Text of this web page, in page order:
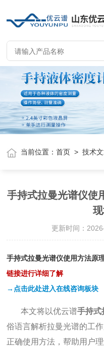
当前位置：首页 >技术
手持式拉曼光谱仪使
更新时间：
手持式拉曼光谱仪使用方法原
链接进行详细了解
→点击此处进入在线咨询板块
本文将以优云谱手持式
俗语言解析拉曼光谱的工
正确使用方法，帮助用户